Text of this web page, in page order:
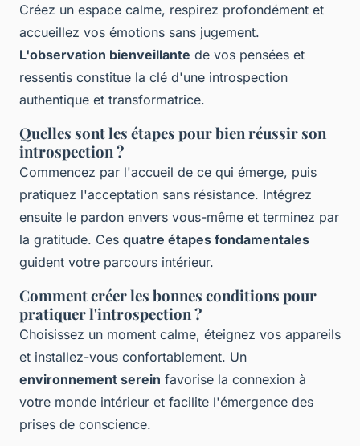
Créez un espace calme, respirez profondément et
accueillez vos émotions sans jugement.
L'observation bienveillante de vos pensées et
ressentis constitue la clé d'une introspection
authentique et transformatrice.
Quelles sont les étapes pour bien réussir son
introspection ?
Commencez par l'accueil de ce qui émerge, puis
pratiquez l'acceptation sans résistance. Intégrez
ensuite le pardon envers vous-même et terminez par
la gratitude. Ces quatre étapes fondamentales
guident votre parcours intérieur.
Comment créer les bonnes conditions pour
pratiquer l'introspection ?
Choisissez un moment calme, éteignez vos appareils
et installez-vous confortablement. Un
environnement serein favorise la connexion à
votre monde intérieur et facilite l'émergence des
prises de conscience.